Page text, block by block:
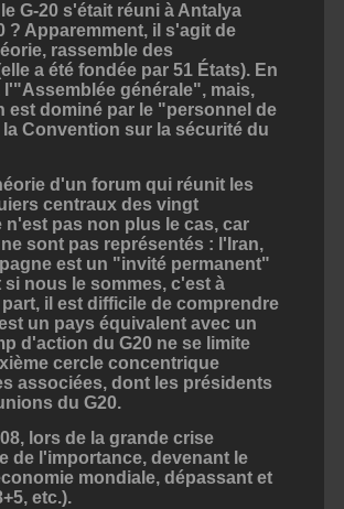
G-20 s'était réuni à Antalya
? Apparemment, il s'agit de
rassemble des
a été fondée par 51 États). En
générale", mais,
est dominé par le "personnel de
Convention sur la sécurité du
d'un forum qui réunit les
centraux des vingt
pas non plus le cas, car
sont pas représentés : l'Iran,
est un "invité permanent"
nous le sommes, c'est à
il est difficile de comprendre
un pays équivalent avec un
d'action du G20 ne se limite
cercle concentrique
associées, dont les présidents
du G20.
lors de la grande crise
de l'importance, devenant le
mondiale, dépassant et
etc.).